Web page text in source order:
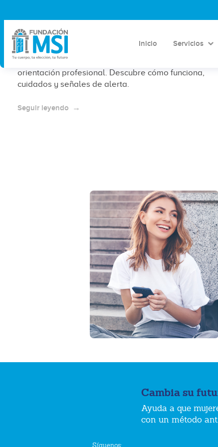
Inicio Servicios
¿Es seguro abortar sola en casa en
CDMX?
Abortar sola en casa en CDMX puede ser seguro con
orientación profesional. Descubre cómo funciona,
cuidados y señales de alerta.
Seguir leyendo
Cambia su
Ayuda a que
con un método